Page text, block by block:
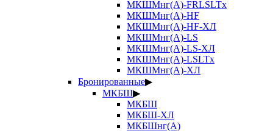
МКШМнг(А)-FRLSLTx
МКШМнг(А)-HF
МКШМнг(А)-HF-ХЛ
МКШМнг(А)-LS
МКШМнг(А)-LS-ХЛ
МКШМнг(А)-LSLTx
МКШМнг(А)-ХЛ
Бронированные▶
МКБШ▶
МКБШ
МКБШ-ХЛ
МКБШнг(А)